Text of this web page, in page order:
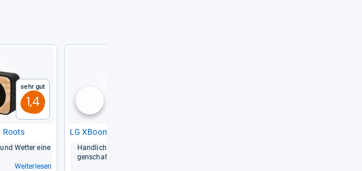
Sehr gut
1,4
Roots
Wet­ter eine
Weiterlesen
LG XBoom Go DXG2T
Hand­li­che Größe, aber Akku­ei­
gen­schaf­ten schwach
nächste